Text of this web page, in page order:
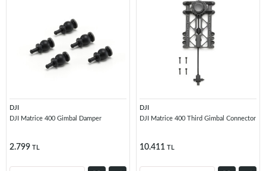
DJI
DJI Matrice 400 Gimbal Damper
2.799 TL
DJI
DJI Matrice 400 Third Gimbal Connector
10.411 TL